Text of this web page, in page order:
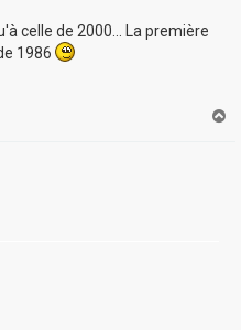
celle de 2000... La première
1986